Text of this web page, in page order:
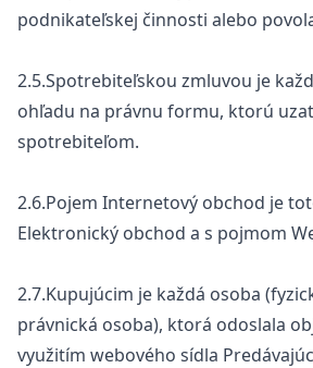
podnikateľskej činnosti alebo
2.5.Spotrebiteľskou zmluvou je
ohľadu na právnu formu, ktorú
spotrebiteľom.
2.6.Pojem Internetový obchod je
Elektronický obchod a s pojmom
2.7.Kupujúcim je každá osoba
právnická osoba), ktorá odoslala
využitím webového sídla